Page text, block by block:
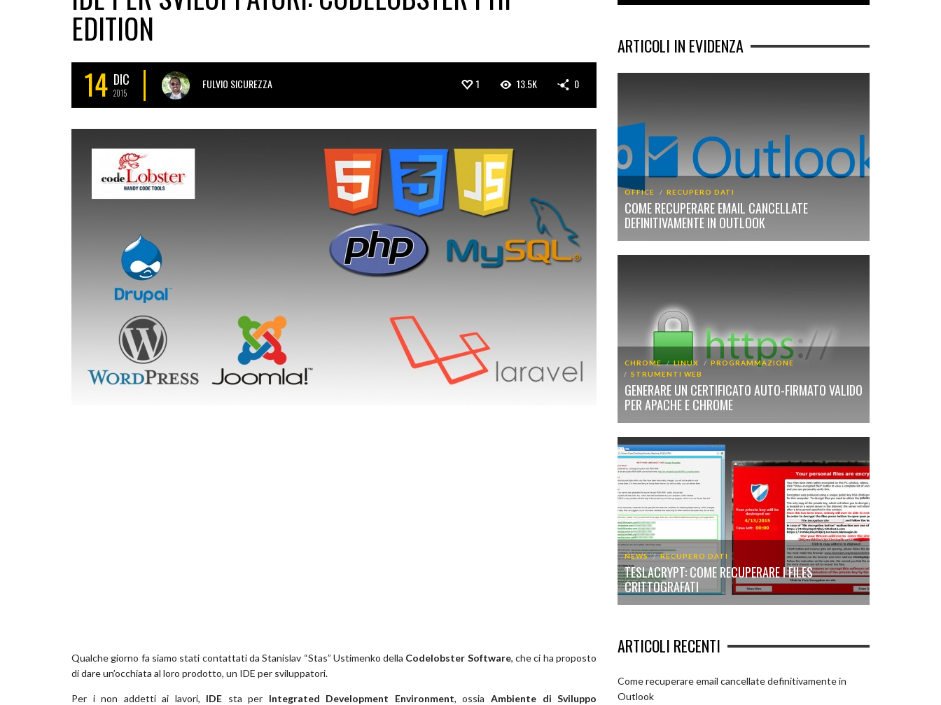
EDITION
14 DIC
2015
FULVIO SICUREZZA 1 13.5K 0
Qualche giorno fa siamo stati contattati da Stanislav “Stas” Ustimenko della Codelobster Software, che ci ha proposto
di dare un’occhiata al loro prodotto, un IDE per sviluppatori.
Per i non addetti ai lavori, IDE sta per Integrated Development Environment, ossia Ambiente di Sviluppo
ARTICOLI IN EVIDENZA
OFFICE RECUPERO DATI
COME RECUPERARE EMAIL CANCELLATE
DEFINITIVAMENTE IN OUTLOOK
CHROME LINUX
PROGRAMMAZIONE
STRUMENTI WEB
GENERARE UN CERTIFICATO AUTO-FIRMATO VALIDO
PER APACHE E CHROME
NEWS RECUPERO DATI
TESLACRYPT: COME RECUPERARE I FILES
CRITTOGRAFATI
ARTICOLI RECENTI
Come recuperare email cancellate definitivamente in
Outlook